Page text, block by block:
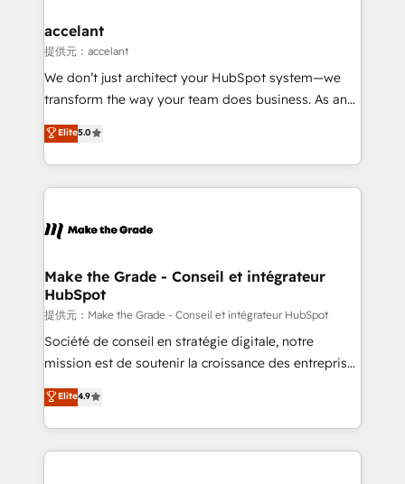
avec un engagement total, alignant processus
métiers et technologie, et guidant vos équipes à
travers le changement, tout en centrant vos objectifs
d’entreprise. Grâce à une méthodologie éprouvée
rapidement vos enjeux et intégrons parfaitement
HubSpot dans votre organisation. Pour toute
un échange dédié.
accelant
提供元：accelant
We don’t just architect your HubSpot system—we
transform the way your team does business. As an
Elite HubSpot Solutions Partner, we specialize in
creating tailored, end-to-end CRM solutions that
accelerate growth, improve operational efficiency,
and ensure faster time to value on HubSpot. What
day one, our team takes the time to deeply
strategies that deliver impactful results. Our mission
is to empower you to unlock HubSpot’s full potential
—faster. Through expert training, unmatched
responsiveness, and ongoing support, we equip
your team to adopt new systems with confidence
customer engagement.
Elite5.0
Make the Grade - Conseil et intégrateur
HubSpot
提供元：Make the Grade - Conseil et intégrateur HubSpot
Société de conseil en stratégie digitale, notre
mission est de soutenir la croissance des entreprises
B2B à travers l’acquisition de nouveaux clients,
l'intégration CRM et le développement des revenus
auprès de vos comptes existants. En France et à
l'international, nous travaillons avec des ETI
Elite4.9